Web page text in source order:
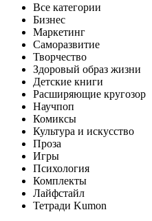
Все категории
Бизнес
Маркетинг
Саморазвитие
Творчество
Здоровый образ жизни
Детские книги
Расширяющие кругозор
Научпоп
Комиксы
Культура и искусство
Проза
Игры
Психология
Комплекты
Лайфстайл
Тетради Kumon